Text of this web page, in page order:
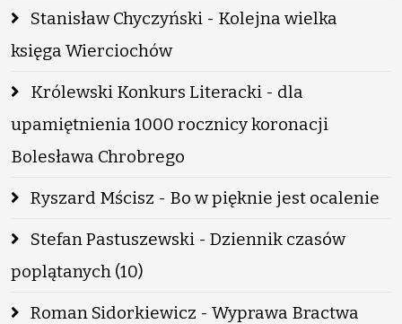
Stanisław Chyczyński - Kolejna wielka
księga Wierciochów
Królewski Konkurs Literacki - dla
upamiętnienia 1000 rocznicy koronacji
Bolesława Chrobrego
Ryszard Mścisz - Bo w pięknie jest ocalenie
Stefan Pastuszewski - Dziennik czasów
poplątanych (10)
Roman Sidorkiewicz - Wyprawa Bractwa